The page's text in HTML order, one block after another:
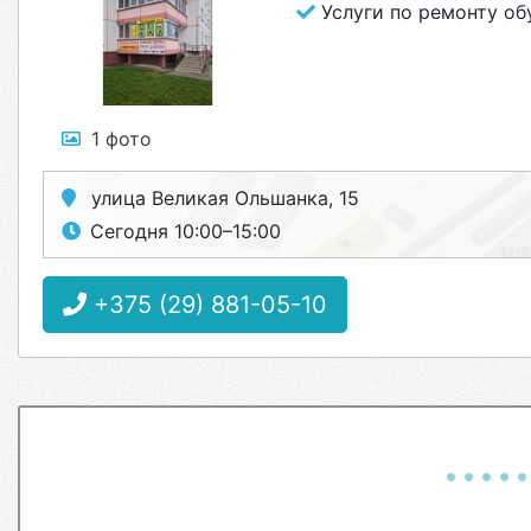
1 фото
Услуги по ремонту
улица Великая Ольшанка, 15
Сегодня 10:00–15:00
+375 (29) 881-05-10